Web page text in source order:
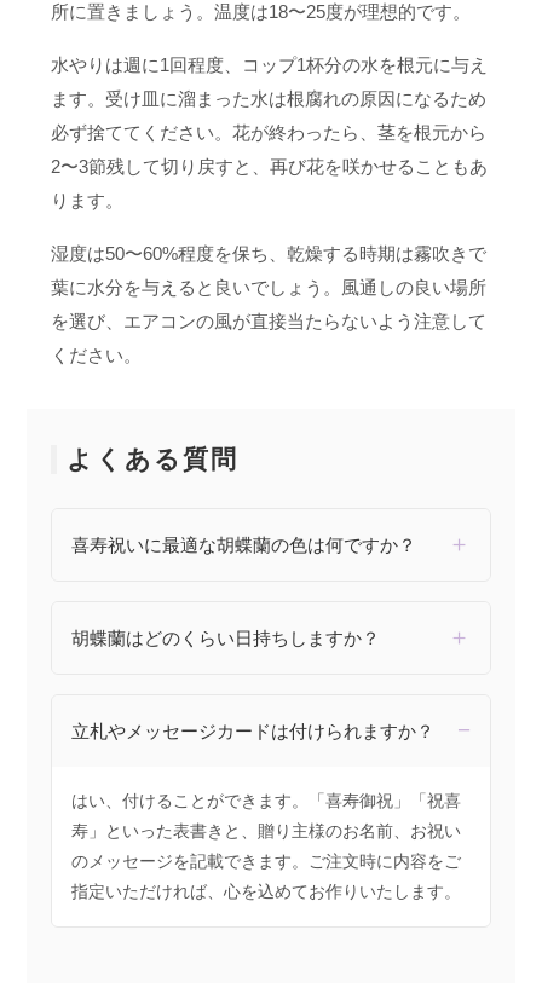
所に置きましょう。温度は18〜25度が理想的です。
水やりは週に1回程度、コップ1杯分の水を根元に与え
ます。受け皿に溜まった水は根腐れの原因になるため
必ず捨ててください。花が終わったら、茎を根元から
2〜3節残して切り戻すと、再び花を咲かせることもあ
ります。
湿度は50〜60%程度を保ち、乾燥する時期は霧吹きで
葉に水分を与えると良いでしょう。風通しの良い場所
を選び、エアコンの風が直接当たらないよう注意して
ください。
よくある質問
喜寿祝いに最適な胡蝶蘭の色は何ですか？
胡蝶蘭はどのくらい日持ちしますか？
立札やメッセージカードは付けられますか？
はい、付けることができます。「喜寿御祝」「祝喜
寿」といった表書きと、贈り主様のお名前、お祝い
のメッセージを記載できます。ご注文時に内容をご
指定いただければ、心を込めてお作りいたします。